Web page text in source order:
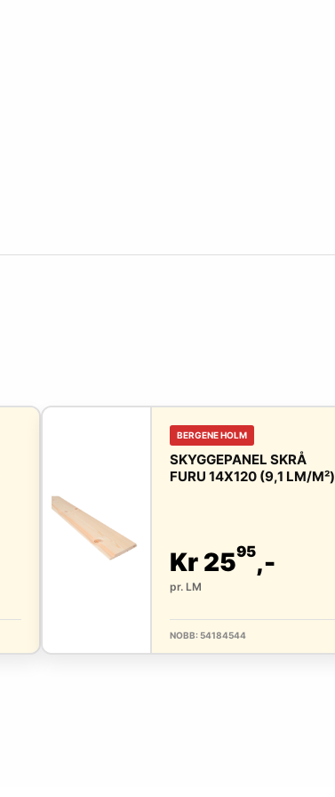
BERGENE HOLM
SKYGGEPANEL SKRÅ
FURU 14X120 (9,1 LM/M²)
Kr 2595,-
pr. LM
NOBB: 54184544